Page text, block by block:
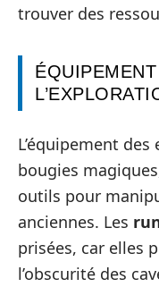
trouver des
L’équipement
bougies
outils pour
anciennes. Les
prisées, car elles
l’obscurité des